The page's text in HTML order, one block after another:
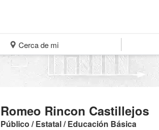
Cerca de mi
Romeo Rincon Castillejos
Público / Estatal / Educación Básica